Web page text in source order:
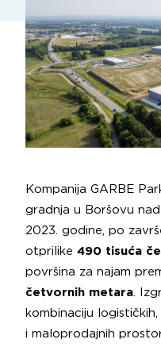
Kompanija GARBE
gradnja u Boršovu
2023. godine, po
otprilike 490 tisuća
površina za najam
četvornih metara .
kombinaciju
i maloprodajnih